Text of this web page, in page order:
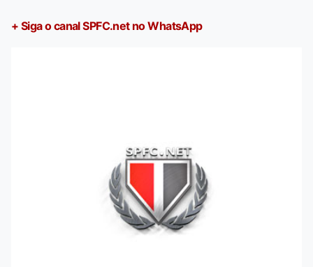
+ Siga o canal SPFC.net no WhatsApp